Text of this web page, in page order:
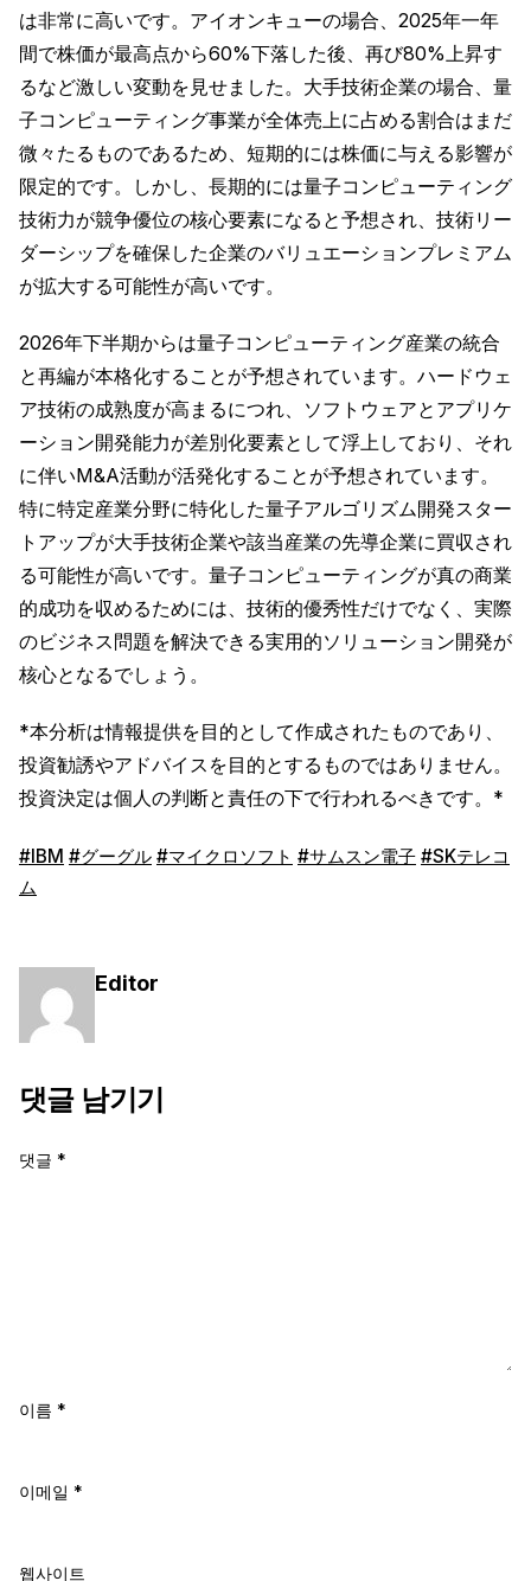
は非常に高いです。アイオンキューの場合、2025年一年
間で株価が最高点から60%下落した後、再び80%上昇す
るなど激しい変動を見せました。大手技術企業の場合、量
子コンピューティング事業が全体売上に占める割合はまだ
微々たるものであるため、短期的には株価に与える影響が
限定的です。しかし、長期的には量子コンピューティング
技術力が競争優位の核心要素になると予想され、技術リー
ダーシップを確保した企業のバリュエーションプレミアム
が拡大する可能性が高いです。
2026年下半期からは量子コンピューティング産業の統合
と再編が本格化することが予想されています。ハードウェ
ア技術の成熟度が高まるにつれ、ソフトウェアとアプリケ
ーション開発能力が差別化要素として浮上しており、それ
に伴いM&A活動が活発化することが予想されています。
特に特定産業分野に特化した量子アルゴリズム開発スター
トアップが大手技術企業や該当産業の先導企業に買収され
る可能性が高いです。量子コンピューティングが真の商業
的成功を収めるためには、技術的優秀性だけでなく、実際
のビジネス問題を解決できる実用的ソリューション開発が
核心となるでしょう。
*本分析は情報提供を目的として作成されたものであり、
投資勧誘やアドバイスを目的とするものではありません。
投資決定は個人の判断と責任の下で行われるべきです。*
#IBM #グーグル #マイクロソフト #サムスン電子 #SKテレコ
ム
Editor
댓글 남기기
댓글 *
이름 *
이메일 *
웹사이트